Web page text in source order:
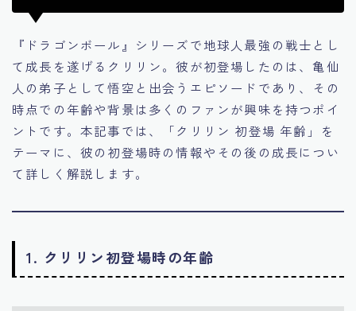
『ドラゴンボール』シリーズで地球人最強の戦士とし
て成長を遂げるクリリン。彼が初登場したのは、亀仙
人の弟子として悟空と出会うエピソードであり、その
時点での年齢や背景は多くのファンが興味を持つポイ
ントです。本記事では、「クリリン 初登場 年齢」を
テーマに、彼の初登場時の情報やその後の成長につい
て詳しく解説します。
1. クリリン初登場時の年齢